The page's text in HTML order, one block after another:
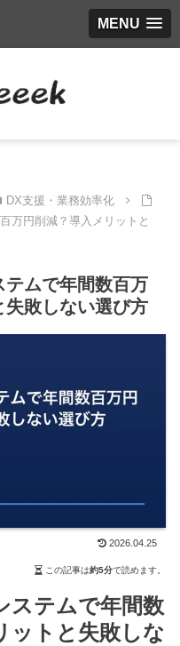
MENU
DX支援・業務効率化
万円削減？導入メリットと
テムで年間数百万
失敗しない選び方
2026.04.25
この記事は約5分で読めます。
ステムで年間数
ットと失敗しな